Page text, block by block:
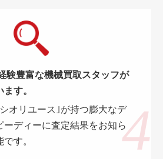
験豊富な機械買取スタッフが
す。
オリユース｣が持つ膨大なデ
ーディーに査定結果をお知ら
す。